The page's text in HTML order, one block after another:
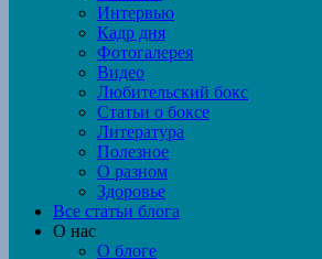
Интервью
Кадр дня
Фотогалерея
Видео
Любительский бокс
Статьи о боксе
Литература
Полезное
О разном
Здоровье
Все статьи блога
О нас
О блоге